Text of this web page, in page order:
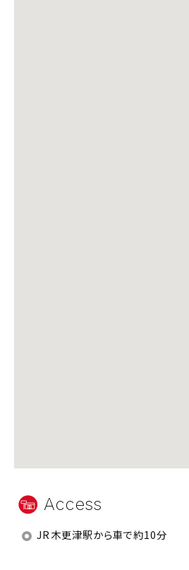
Access
JR木更津駅から車で約10分